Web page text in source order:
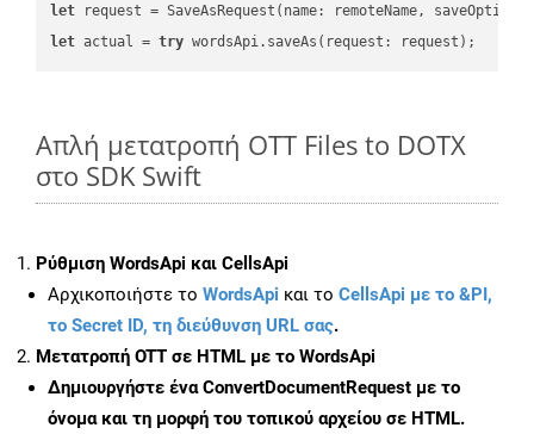
let request = SaveAsRequest(name: remoteName,
let actual = try
Απλή μετατροπή OTT Files to DOTX
στο SDK Swift
Ρύθμιση WordsApi και CellsApi
Αρχικοποιήστε το WordsApi και το CellsApi με το &PI,
το Secret ID, τη διεύθυνση URL σας.
Μετατροπή OTT σε HTML με το WordsApi
Δημιουργήστε έναConvertDocumentRequest με το
όνομα και τη μορφή του τοπικού αρχείου σε HTML.